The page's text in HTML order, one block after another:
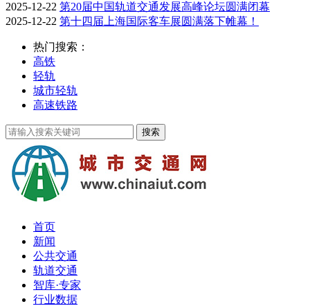
2025-12-22 第20届中国轨道交通发展高峰论坛圆满闭幕
2025-12-22 第十四届上海国际客车展圆满落下帷幕！
热门搜索：
高铁
轻轨
城市轻轨
高速铁路
首页
新闻
公共交通
轨道交通
智库·专家
行业数据